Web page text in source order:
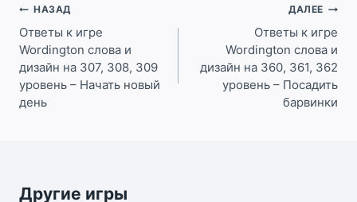
Навигация
по
записям
НАЗАД
Ответы к игре
Wordington слова и
дизайн на 307, 308, 309
уровень – Начать новый
день
ДАЛЕЕ
Ответы к игре
Wordington слова и
дизайн на 360, 361, 362
уровень – Посадить
барвинки
Другие игры